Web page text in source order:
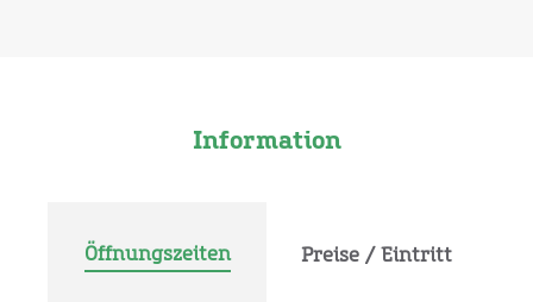
Information
Öffnungszeiten Preise / Eintritt